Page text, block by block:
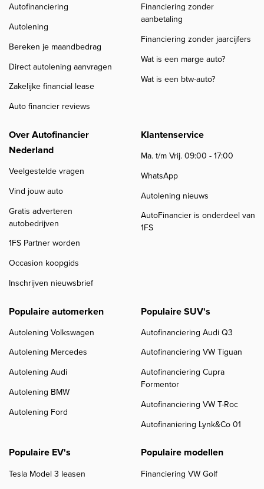
Autofinanciering
Autolening
Bereken je maandbedrag
Direct autolening aanvragen
Zakelijke financial lease
Auto financier reviews
Financiering zonder
aanbetaling
Financiering zonder jaarcijfers
Wat is een marge auto?
Wat is een btw-auto?
Over Autofinancier
Nederland
Veelgestelde vragen
Vind jouw auto
Gratis adverteren
autobedrijven
1FS Partner worden
Occasion koopgids
Inschrijven nieuwsbrief
Klantenservice
Ma. t/m Vrij. 09:00 - 17:00
WhatsApp
Autolening nieuws
AutoFinancier is onderdeel van
1FS
Populaire automerken
Autolening Volkswagen
Autolening Mercedes
Autolening Audi
Autolening BMW
Autolening Ford
Populaire SUV's
Autofinanciering Audi Q3
Autofinanciering VW Tiguan
Autofinanciering Cupra
Formentor
Autofinanciering VW T-Roc
Autofinaniering Lynk&Co 01
Populaire EV's
Tesla Model 3 leasen
Populaire modellen
Financiering VW Golf